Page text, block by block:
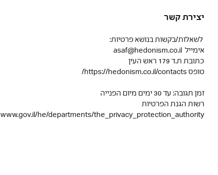
יצירת קשר
לשאלות/בקשות בנושא פרטיות:
אימיילasaf@hedonism.co.il
כתובת ת.ד 179 ראש העין
טופסhttps://hedonism.co.il/contacts/
זמן תגובה: עד 30 ימים מיום הפנייה
רשות הגנת הפרטיות
www.gov.il/he/departments/the_privacy_protection_authority